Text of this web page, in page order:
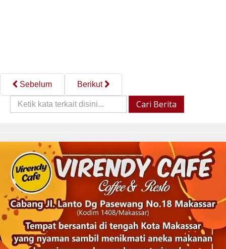
Sebelum
Berikut
Cari
Berita::
Cari Berita